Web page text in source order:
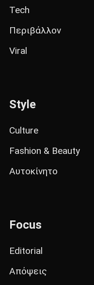
Tech
Περιβάλλον
Viral
Style
Culture
Fashion & Beauty
Αυτοκίνητο
Focus
Editorial
Απόψεις